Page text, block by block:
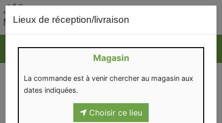
Lieux de réception/livraison
Magasin
La commande est à venir chercher au magasin aux
dates indiquées.
Choisir ce lieu
GLACES
Nos glaces sont fabriquées par la Ferme du trou à